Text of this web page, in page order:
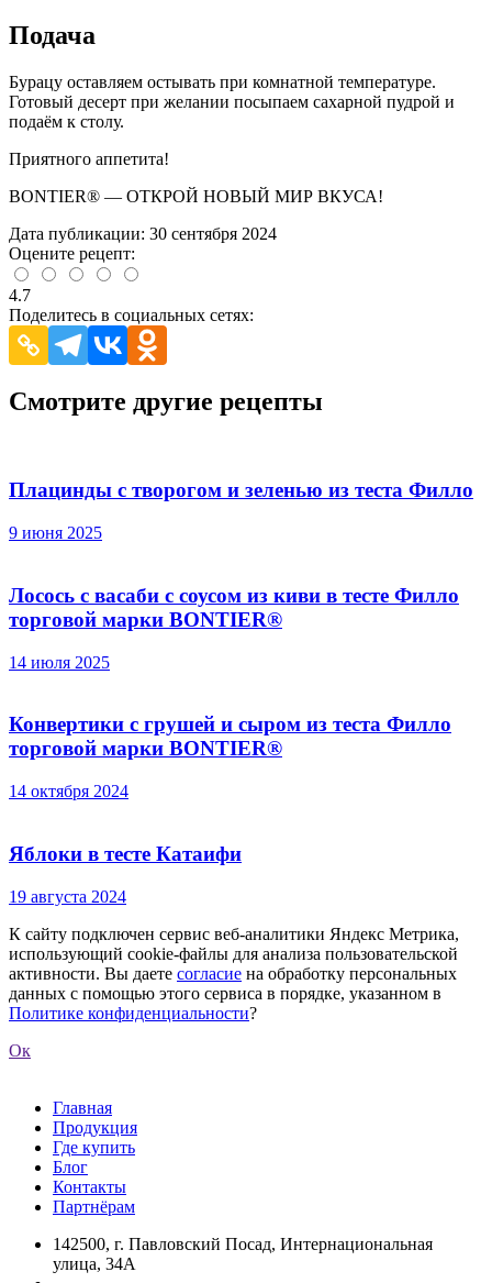
Подача
Бурацу оставляем остывать при комнатной температуре.
Готовый десерт при желании посыпаем сахарной пудрой и
подаём к столу.
Приятного аппетита!
BONTIER® — ОТКРОЙ НОВЫЙ МИР ВКУСА!
Дата публикации: 30 сентября 2024
Оцените рецепт:
4.7
Поделитесь в социальных сетях:
Смотрите другие рецепты
Плацинды с творогом и зеленью из теста Филло
9 июня 2025
Лосось с васаби с соусом из киви в тесте Филло
торговой марки BONTIER®
14 июля 2025
Конвертики с грушей и сыром из теста Филло
торговой марки BONTIER®
14 октября 2024
Яблоки в тесте Катаифи
19 августа 2024
К сайту подключен сервис веб-аналитики Яндекс Метрика,
использующий cookie-файлы для анализа пользовательской
активности. Вы даете согласие на обработку персональных
данных с помощью этого сервиса в порядке, указанном в
Политике конфиденциальности?
Ок
Главная
Продукция
Где купить
Блог
Контакты
Партнёрам
142500, г. Павловский Посад, Интернациональная
улица, 34А